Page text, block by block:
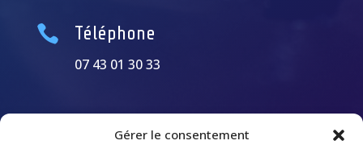
Gérer le consentement
 Téléphone
07 43 01 30 33